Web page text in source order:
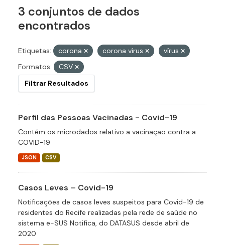
3 conjuntos de dados
encontrados
Etiquetas: corona corona vírus
vírus
Formatos:
CSV
Filtrar Resultados
Perfil das Pessoas Vacinadas - Covid-19
Contém os microdados relativo a vacinação contra a
COVID-19
JSON CSV
Casos Leves – Covid-19
Notificações de casos leves suspeitos para Covid-19 de
residentes do Recife realizadas pela rede de saúde no
sistema e-SUS Notifica, do DATASUS desde abril de
2020